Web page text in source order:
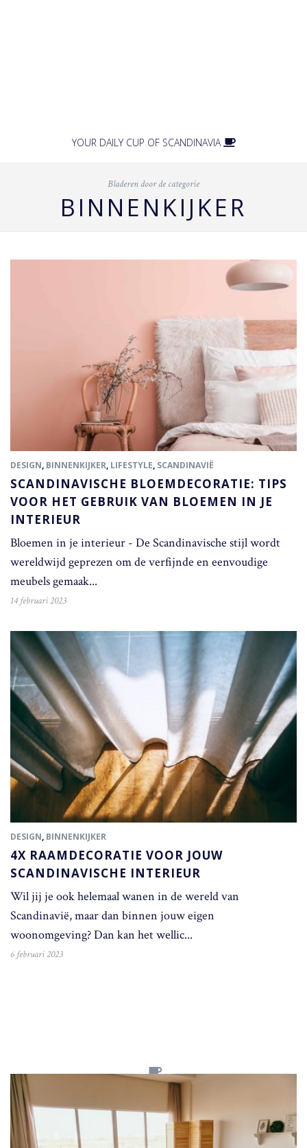
YOUR DAILY CUP OF SCANDINAVIA
Bladeren door de categorie
BINNENKIJKER
DESIGN, BINNENKIJKER, LIFESTYLE, SCANDINAVIË
SCANDINAVISCHE BLOEMDECORATIE: TIPS
VOOR HET GEBRUIK VAN BLOEMEN IN JE
INTERIEUR
Bloemen in je interieur - De Scandinavische stijl wordt
wereldwijd geprezen om de verfijnde en eenvoudige
meubels gemaak...
14 februari 2023
DESIGN, BINNENKIJKER
4X RAAMDECORATIE VOOR JOUW
SCANDINAVISCHE INTERIEUR
Wil jij je ook helemaal wanen in de wereld van
Scandinavië, maar dan binnen jouw eigen
woonomgeving? Dan kan het wellic...
6 februari 2023